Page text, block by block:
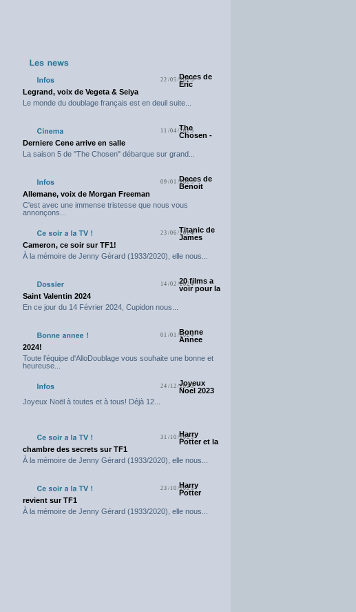
22/05/2025Deces de
Eric
Legrand, voix de Vegeta & Seiya
Le monde du doublage français est en deuil suite...
11/04/2025
The
Chosen -
Derniere Cene arrive en salle
La saison 5 de "The Chosen" débarque sur grand...
09/01/2025Deces de
Benoit
Allemane, voix de Morgan Freeman
C'est avec une immense tristesse que nous vous
annonçons...
23/06/2024Titanic de
James
Cameron, ce soir sur TF1!
À la mémoire de Jenny Gérard (1933/2020), elle nous...
14/02/202420 films a
voir pour la
Saint Valentin 2024
En ce jour du 14 Février 2024, Cupidon nous...
01/01/2024
Bonne
Annee
2024!
Toute l'équipe d'AlloDoublage vous souhaite une bonne et
heureuse...
24/12/2023
Joyeux
Noel 2023
Joyeux Noël à toutes et à tous! Déjà 12...
31/10/2023
Harry
Potter et la
chambre des secrets sur TF1
À la mémoire de Jenny Gérard (1933/2020), elle nous...
23/10/2023
Harry
Potter
revient sur TF1
À la mémoire de Jenny Gérard (1933/2020), elle nous...